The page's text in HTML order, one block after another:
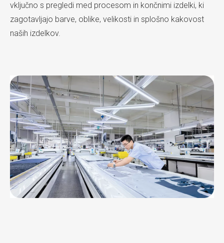
vključno s pregledi med procesom in končnimi izdelki, ki
zagotavljajo barve, oblike, velikosti in splošno kakovost
naših izdelkov.